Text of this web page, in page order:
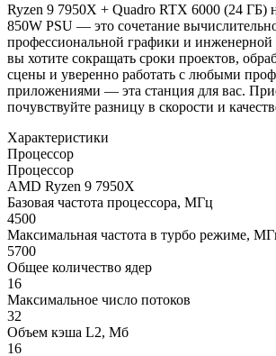
Ryzen 9 7950X + Quadro RTX 6000 (24 ГБ)
850W PSU — это сочетание
профессиональной графики и
вы хотите сокращать сроки проектов,
сцены и уверенно работать с любыми
приложениями — эта станция для вас.
почувствуйте разницу в скорости и
Характеристики
Процессор
Процессор
AMD Ryzen 9 7950X
Базовая частота процессора, МГц
4500
Максимальная частота в турбо режиме,
5700
Общее количество ядер
16
Максимальное число потоков
32
Объем кэша L2, Мб
16